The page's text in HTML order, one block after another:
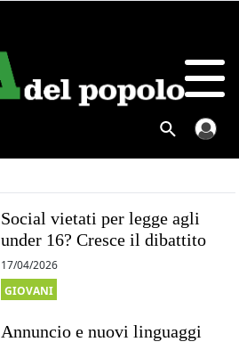
Social vietati per legge agli
under 16? Cresce il dibattito
17/04/2026
GIOVANI
Annuncio e nuovi linguaggi